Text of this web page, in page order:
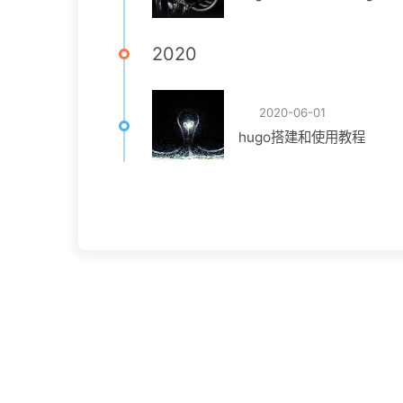
2020
2020-06-01
hugo搭建和使用教程